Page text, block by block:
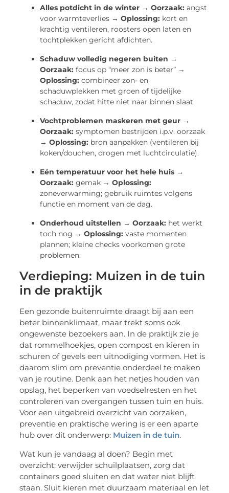
Alles potdicht in de winter → Oorzaak: angst
voor warmteverlies →Oplossing: kort en
krachtig ventileren, roosters open laten en
tochtplekken gericht afdichten.
Schaduw volledig negeren buiten →
Oorzaak: focus op “meer zon is beter” →
Oplossing: combineer zon- en
schaduwplekken met groen of tijdelijke
schaduw, zodat hitte niet naar binnen slaat.
Vochtproblemen maskeren met geur →
Oorzaak: symptomen bestrijden i.p.v. oorzaak
→Oplossing: bron aanpakken (ventileren bij
koken/douchen, drogen met luchtcirculatie).
Eén temperatuur voor het hele huis →
Oorzaak: gemak →Oplossing:
zoneverwarming; gebruik ruimtes volgens
functie en moment van de dag.
Onderhoud uitstellen → Oorzaak: het werkt
toch nog →Oplossing: vaste momenten
plannen; kleine checks voorkomen grote
problemen.
Verdieping: Muizen in de tuin
in de praktijk
Een gezonde buitenruimte draagt bij aan een
beter binnenklimaat, maar trekt soms ook
ongewenste bezoekers aan. In de praktijk zie je
dat rommelhoekjes, open compost en kieren in
schuren of gevels een uitnodiging vormen. Het is
daarom slim om preventie onderdeel te maken
van je routine. Denk aan het netjes houden van
opslag, het beperken van voedselresten en het
controleren van overgangen tussen tuin en huis.
Voor een uitgebreid overzicht van oorzaken,
preventie en praktische wering is er een aparte
hub over dit onderwerp: Muizen in de tuin.
Wat kun je vandaag al doen? Begin met
overzicht: verwijder schuilplaatsen, zorg dat
containers goed sluiten en dat water niet blijft
staan. Sluit kieren met duurzaam materiaal en let